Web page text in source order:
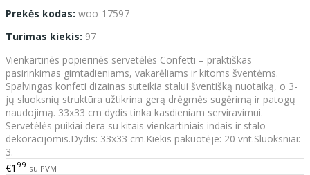
Prekės kodas: woo-17597
Turimas kiekis: 97
Vienkartinės popierinės servetėlės Confetti – praktiškas
pasirinkimas gimtadieniams, vakarėliams ir kitoms šventėms.
Spalvingas konfeti dizainas suteikia stalui šventišką nuotaiką, o 3-
jų sluoksnių struktūra užtikrina gerą drėgmės sugėrimą ir patogų
naudojimą. 33x33 cm dydis tinka kasdieniam serviravimui.
Servetėlės puikiai dera su kitais vienkartiniais indais ir stalo
dekoracijomis.Dydis: 33x33 cm.Kiekis pakuotėje: 20 vnt.Sluoksniai:
3.
€1 99 su PVM